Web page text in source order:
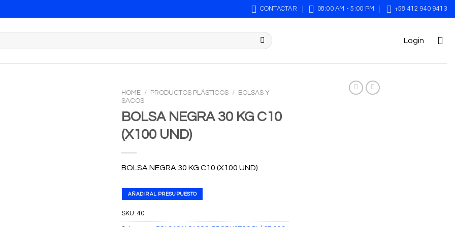
CONTACTAR 08:00 AM - 5:00 PM +58 412 940 9413
Login
HOME / PRODUCTOS PLÁSTICOS /
BOLSAS Y
SACOS
BOLSA NEGRA 30 KG C10
(X100 UND)
BOLSA NEGRA 30 KG C10 (X100 UND)
AÑADIR AL PRESUPUESTO
SKU: 40